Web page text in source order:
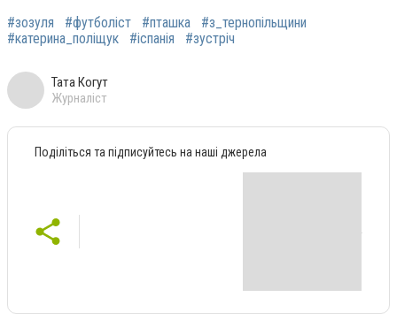
#зозуля #футболіст #пташка
#з_тернопільщини
#катерина_поліщук
#іспанія #зустріч
Тата Когут
Журналіст
Поділіться та підписуйтесь на наші джерела